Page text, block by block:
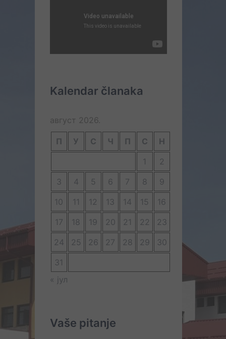
Kalendar članaka
август 2026.
П У С Ч П С
Н
1
2
3
4 5 6 7 8
9
10
11 12 13 14 15
16
17
18 19 20 21 22
23
24
25 26 27 28 29
30
31
« јул
Vaše pitanje